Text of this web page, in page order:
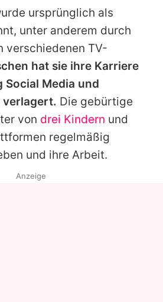
ursprünglich als
unter anderem durch
verschiedenen TV-
hat sie ihre Karriere
Social Media und
verlagert. Die gebürtige
von drei Kindern und
regelmäßig
und ihre Arbeit.
Anzeige